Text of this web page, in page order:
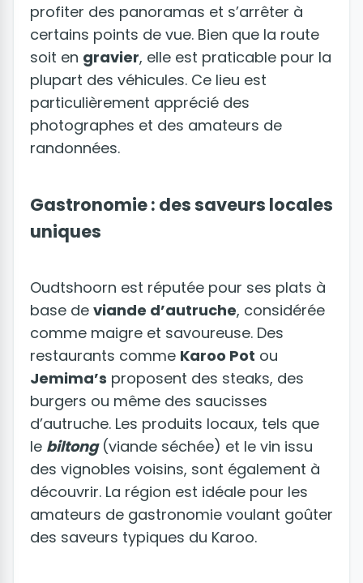
profiter des panoramas et s’arrêter à
certains points de vue. Bien que la route
soit en gravier, elle est praticable pour la
plupart des véhicules. Ce lieu est
particulièrement apprécié des
photographes et des amateurs de
randonnées.
Gastronomie : des saveurs locales
uniques
Oudtshoorn est réputée pour ses plats à
base de viande d’autruche, considérée
comme maigre et savoureuse. Des
restaurants comme Karoo Pot ou
Jemima’s proposent des steaks, des
burgers ou même des saucisses
d’autruche. Les produits locaux, tels que
le biltong(viande séchée) et le vin issu
des vignobles voisins, sont également à
découvrir. La région est idéale pour les
amateurs de gastronomie voulant goûter
des saveurs typiques du Karoo.